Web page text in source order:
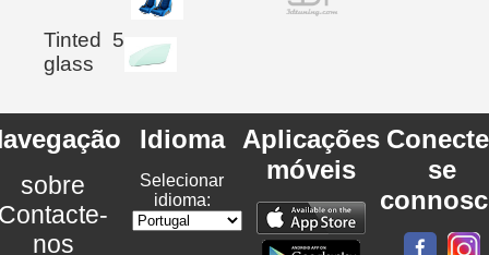
Tinted
glass
5
sobre
nos
Idioma
Selecionar
idioma:
Aplicações
móveis
se